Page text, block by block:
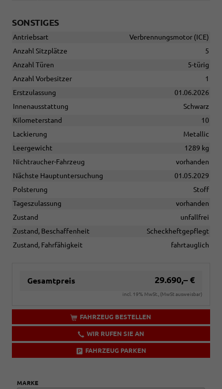
SONSTIGES
Antriebsart
Verbrennungsmotor (ICE)
Anzahl Sitzplätze
5
Anzahl Türen
5-türig
Anzahl Vorbesitzer
1
Erstzulassung
01.06.2026
Innenausstattung
Schwarz
Kilometerstand
10
Lackierung
Metallic
Leergewicht
1289 kg
Nichtraucher-Fahrzeug
vorhanden
Nächste Hauptuntersuchung
01.05.2029
Polsterung
Stoff
Tageszulassung
vorhanden
Zustand
unfallfrei
Zustand, Beschaffenheit
Scheckheftgepflegt
Zustand, Fahrfähigkeit
fahrtauglich
Gesamtpreis 29.690,– €
incl. 19% MwSt., (MwSt ausweisbar)
FAHRZEUG BESTELLEN
WIR RUFEN SIE AN
FAHRZEUG PARKEN
MARKE